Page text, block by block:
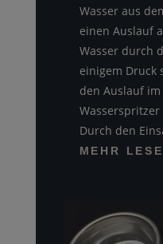
Wasser aus
einen Auslauf
Wasser durch
einigem Druck
den Auslauf
Wasserspritzer
Durch den
MEHR